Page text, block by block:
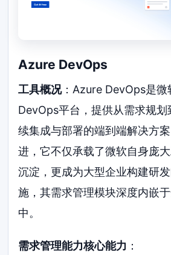
Azure DevOps
工具概况：Azure DevOps是微
DevOps平台，提供从需求规
续集成与部署的端到端解决方
进，它不仅承载了微软自身庞
沉淀，更成为大型企业构建研
施，其需求管理模块深度内嵌
中。
需求管理能力核心能力 ：